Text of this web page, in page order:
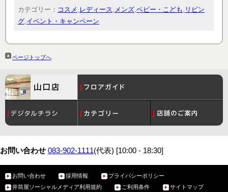
カテゴリー： コスメ レディース メンズ ベビー・こども リビン
グ イベント・キャンペーン
ページトップへ
コスメ レディース
メンズ ベビー・こども
月間催事スケジュール アクセス・駐車場
お問い合わせ先一覧
正面玄関エントランスホール
ご利用ご希望の方へ
お問い合わせ 083-902-1111(代表) [10:00 - 18:30]
お問い合わせ 採用情報
プライバシーポリシー
井筒屋ソーシャルメディア利用規約
ご利用条件 サイトマップ